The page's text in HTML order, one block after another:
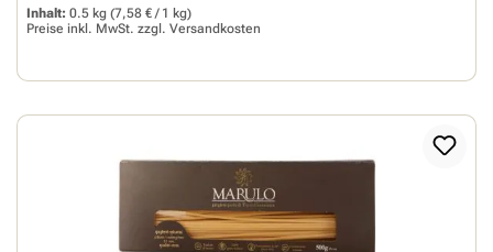
Inhalt: 0.5 kg (7,58 € / 1 kg)
Preise inkl. MwSt. zzgl. Versandkosten